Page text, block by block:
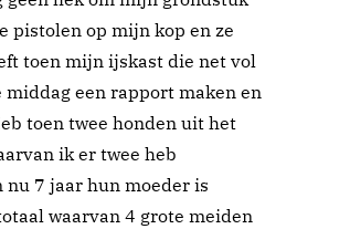
pistolen op mijn kop en ze
toen mijn ijskast die net vol
een rapport maken en
toen twee honden uit het
ik er twee heb
nu 7 jaar hun moeder is
waarvan 4 grote meiden